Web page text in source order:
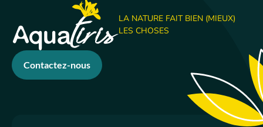
LA NATURE FAIT BIEN (MIEUX)
LES CHOSES
Contactez-nous